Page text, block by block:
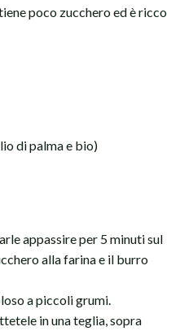
poco zucchero ed è ricco
di palma e bio)
appassire per 5 minuti sul
alla farina e il burro
a piccoli grumi.
in una teglia, sopra